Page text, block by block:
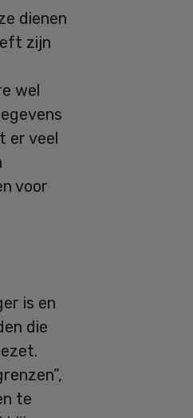
dienen
zijn
wel
er veel
voor
is en
die
te